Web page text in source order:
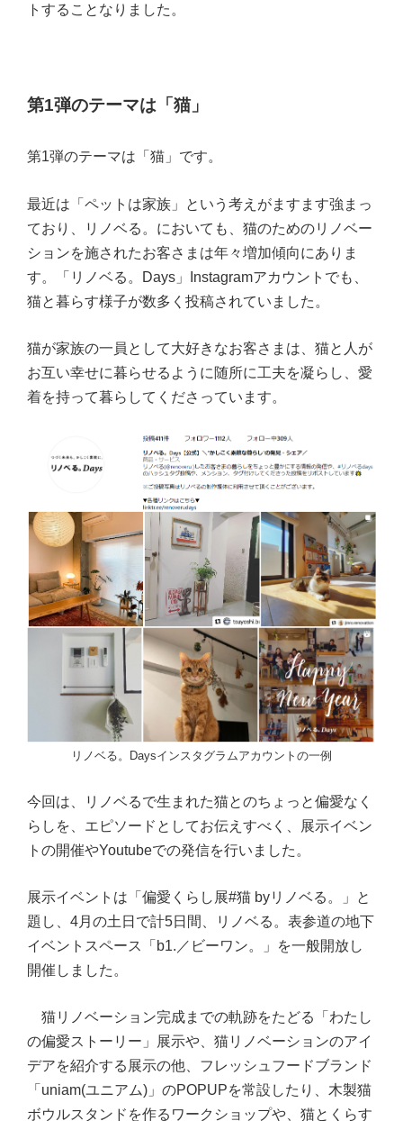
トすることなりました。
第1弾のテーマは「猫」
第1弾のテーマは「猫」です。
最近は「ペットは家族」という考えがますます強まっ
ており、リノベる。においても、猫のためのリノベー
ションを施されたお客さまは年々増加傾向にありま
す。「リノベる。Days」Instagramアカウントでも、
猫と暮らす様子が数多く投稿されていました。
猫が家族の一員として大好きなお客さまは、猫と人が
お互い幸せに暮らせるように随所に工夫を凝らし、愛
着を持って暮らしてくださっています。
リノベる。Daysインスタグラムアカウントの一例
今回は、リノベるで生まれた猫とのちょっと偏愛なく
らしを、エピソードとしてお伝えすべく、展示イベン
トの開催やYoutubeでの発信を行いました。
展示イベントは「偏愛くらし展#猫 byリノベる。」と
題し、4月の土日で計5日間、リノベる。表参道の地下
イベントスペース「b1.／ビーワン。」を一般開放し
開催しました。
猫リノベーション完成までの軌跡をたどる「わたし
の偏愛ストーリー」展示や、猫リノベーションのアイ
デアを紹介する展示の他、フレッシュフードブランド
「uniam(ユニアム)」のPOPUPを常設したり、木製猫
ボウルスタンドを作るワークショップや、猫とくらす